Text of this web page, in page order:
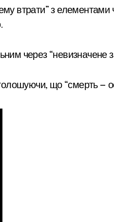
втрати” з
через “невизначене
що “смерть —